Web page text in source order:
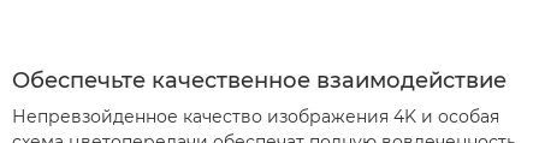
Обеспечьте качественное взаимодействие
Непревзойденное качество изображения 4K и особая